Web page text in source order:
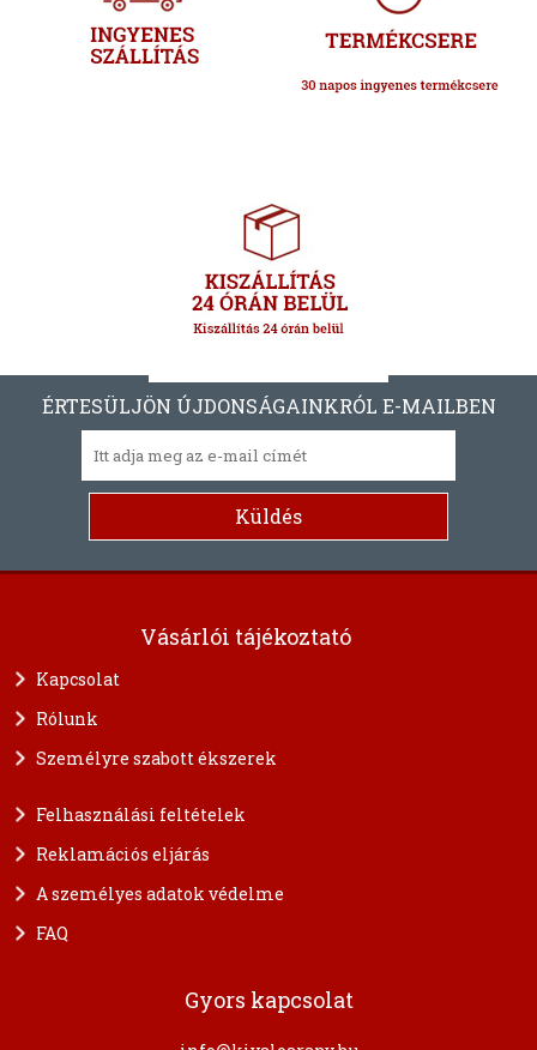
ÉRTESÜLJÖN ÚJDONSÁGAINKRÓL E-MAILBEN
Vásárlói tájékoztató
Kapcsolat
Rólunk
Személyre szabott ékszerek
Felhasználási feltételek
Reklamációs eljárás
A személyes adatok védelme
FAQ
Gyors kapcsolat